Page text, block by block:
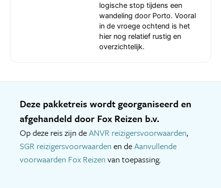
logische stop tijdens een
wandeling door Porto. Vooral
in de vroege ochtend is het
hier nog relatief rustig en
overzichtelijk.
Deze pakketreis wordt georganiseerd en
afgehandeld door Fox Reizen b.v.
Op deze reis zijn deANVR reizigersvoorwaarden,
SGR reizigersvoorwaarden en deAanvullende
voorwaarden Fox Reizen van toepassing.